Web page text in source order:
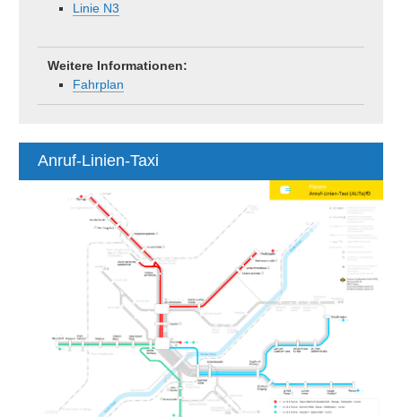
Linie N3
Weitere Informationen:
Fahrplan
Anruf-Linien-Taxi